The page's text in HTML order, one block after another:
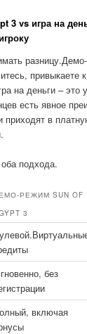
3 vs игра на
привыкаете
на деньги –
есть явное
приходят в
подхода.
РЕЖИМ SUN OF
3
без
включая